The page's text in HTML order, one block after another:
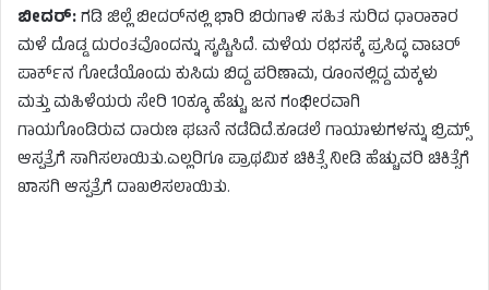
ಬೀದರ್:ಗಡಿ ಜಿಲ್ಲೆ ಬೀದರ್‌ನಲ್ಲಿ ಭಾರಿ ಬಿರುಗಾಳಿ ಸಹಿತ ಸುರಿದ ಧಾರಾಕಾರ
ಮಳೆ ದೊಡ್ಡ ದುರಂತವೊಂದನ್ನು ಸೃಷ್ಟಿಸಿದೆ. ಮಳೆಯ ರಭಸಕ್ಕೆ ಪ್ರಸಿದ್ಧ ವಾಟರ್
ಪಾರ್ಕ್‌ನ ಗೋಡೆಯೊಂದು ಕುಸಿದು ಬಿದ್ದ ಪರಿಣಾಮ, ರೂಂನಲ್ಲಿದ್ದ ಮಕ್ಕಳು
ಮತ್ತು ಮಹಿಳೆಯರು ಸೇರಿ 10ಕ್ಕೂ ಹೆಚ್ಚು ಜನ ಗಂಭೀರವಾಗಿ
ಗಾಯಗೊಂಡಿರುವ ದಾರುಣ ಘಟನೆ ನಡೆದಿದೆ.ಕೂಡಲೆ ಗಾಯಾಳುಗಳನ್ನು ಬ್ರಿಮ್ಸ್
ಆಸ್ಪತ್ರೆಗೆ ಸಾಗಿಸಲಾಯಿತು.ಎಲ್ಲರಿಗೂ ಪ್ರಾಥಮಿಕ ಚಿಕಿತ್ಸೆ ನೀಡಿ ಹೆಚ್ಚುವರಿ ಚಿಕಿತ್ಸೆಗೆ
ಖಾಸಗಿ ಆಸ್ಪತ್ರೆಗೆ ದಾಖಲಿಸಲಾಯಿತು.